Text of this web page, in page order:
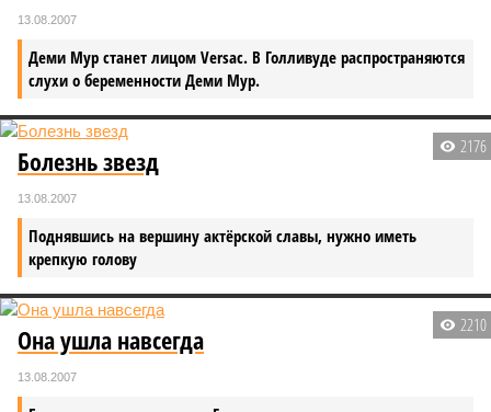
13.08.2007
Деми Мур станет лицом Versac. В Голливуде распространяются
слухи о беременности Деми Мур.
2176
Болезнь звезд
13.08.2007
Поднявшись на вершину актёрской славы, нужно иметь
крепкую голову
2210
Она ушла навсегда
13.08.2007